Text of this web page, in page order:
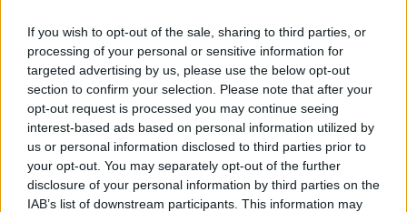
If you wish to opt-out of the sale, sharing to third parties, or
processing of your personal or sensitive information for
targeted advertising by us, please use the below opt-out
section to confirm your selection. Please note that after your
opt-out request is processed you may continue seeing
interest-based ads based on personal information utilized by
us or personal information disclosed to third parties prior to
your opt-out. You may separately opt-out of the further
disclosure of your personal information by third parties on the
IAB’s list of downstream participants. This information may
Η αλήθεια δοκιμάζεται, ποια αναχώματα οφείλουμε να
δημιουργήσουμε για να μη μας παρασύρει η λαίλαπα του
ψηφιακού πολέμου.